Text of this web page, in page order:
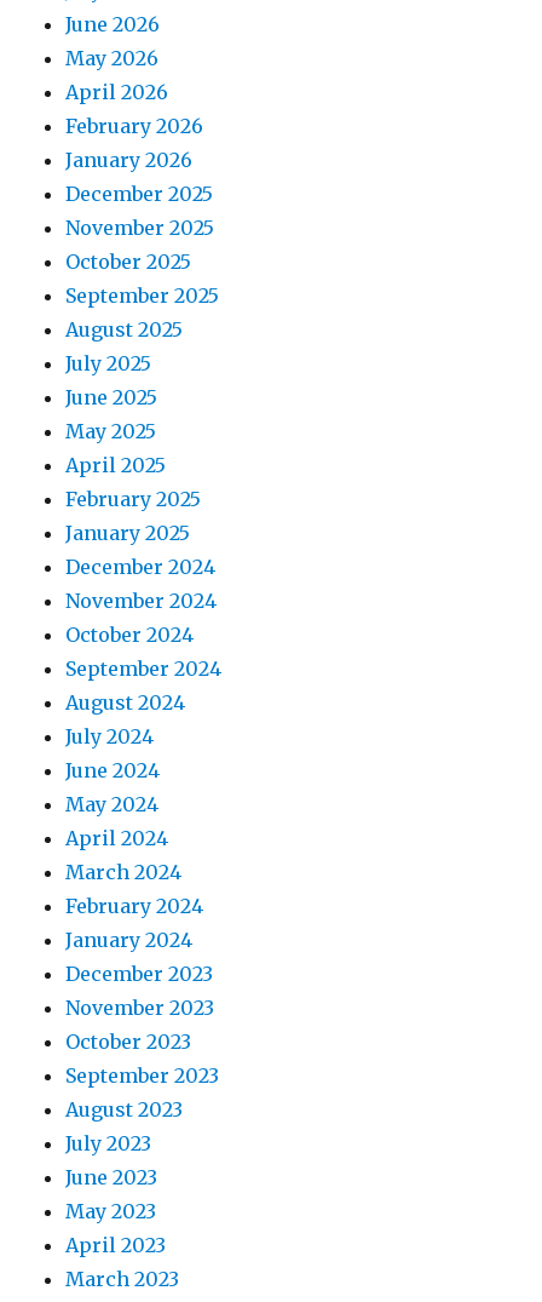
June 2026
May 2026
April 2026
February 2026
January 2026
December 2025
November 2025
October 2025
September 2025
August 2025
July 2025
June 2025
May 2025
April 2025
February 2025
January 2025
December 2024
November 2024
October 2024
September 2024
August 2024
July 2024
June 2024
May 2024
April 2024
March 2024
February 2024
January 2024
December 2023
November 2023
October 2023
September 2023
August 2023
July 2023
June 2023
May 2023
April 2023
March 2023